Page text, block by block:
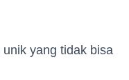
yang tidak bisa